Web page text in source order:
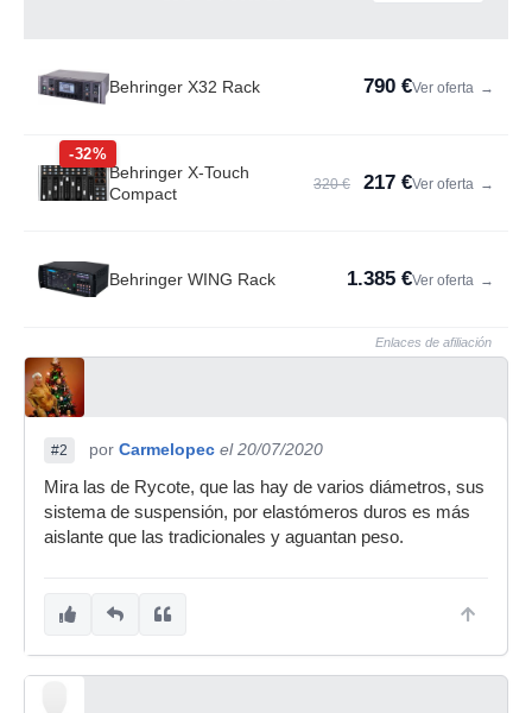
Behringer X32 Rack 790 €Ver oferta →
-32%
Behringer X-Touch
Compact
320 € 217 €Ver oferta →
Behringer WING Rack 1.385 €Ver oferta →
Enlaces de afiliación
#2 por Carmelopec el 20/07/2020
Mira las de Rycote, que las hay de varios diámetros, sus
sistema de suspensión, por elastómeros duros es más
aislante que las tradicionales y aguantan peso.